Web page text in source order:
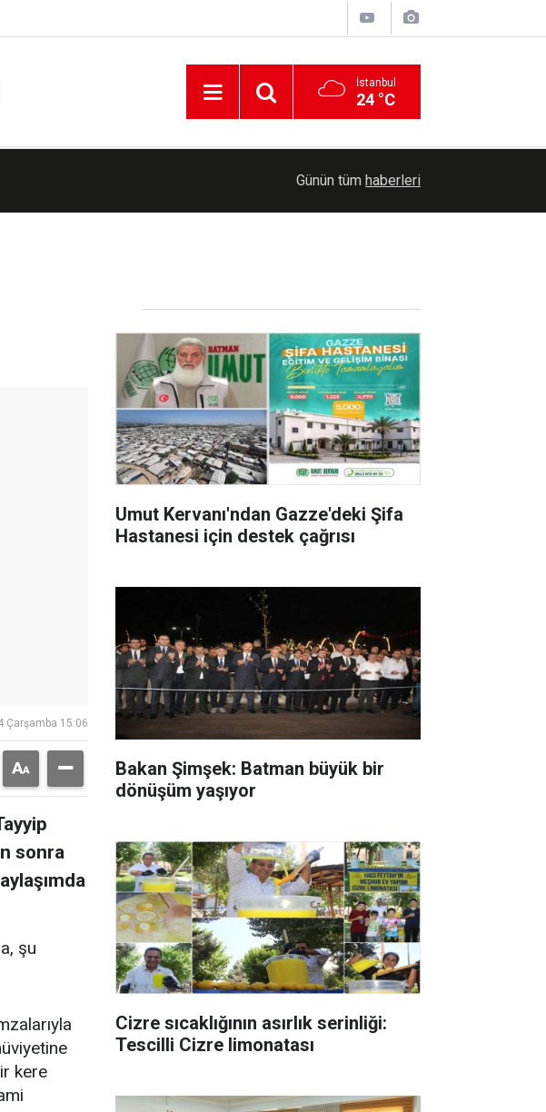
İstanbul
24 °C
ile gidiyoruz
ihale açıldı
Günün tüm haberleri
Çarşamba 15:06
sonra
şu
kere
Umut Kervanı'ndan Gazze'deki Şifa
Hastanesi için destek çağrısı
Bakan Şimşek: Batman büyük bir
dönüşüm yaşıyor
Cizre sıcaklığının asırlık serinliği:
Tescilli Cizre limonatası